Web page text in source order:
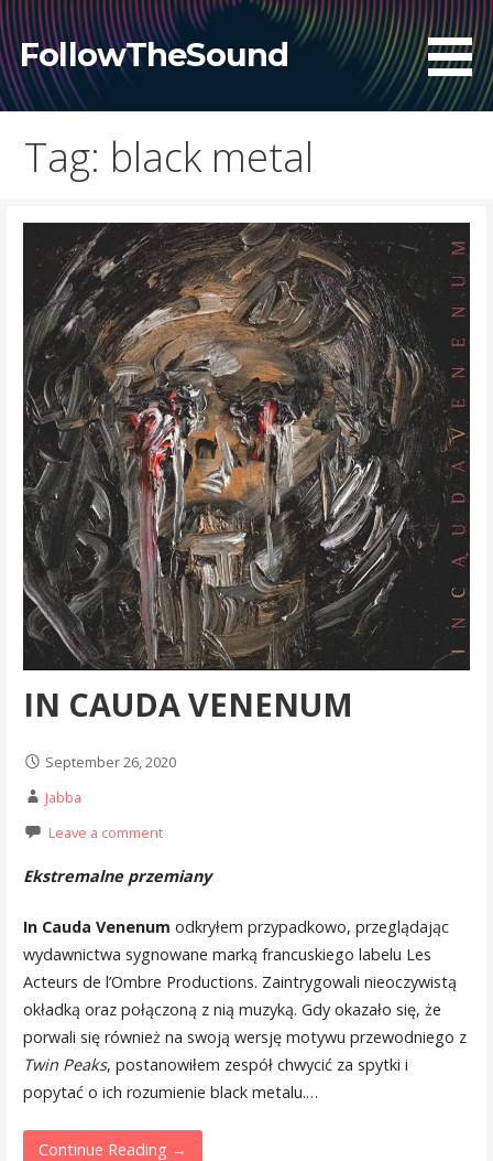
Skip
to
content
FollowTheSound
Tag: black metal
IN CAUDA VENENUM
September 26, 2020
Jabba
Leave a comment
Ekstremalne przemiany
In Cauda Venenum odkryłem przypadkowo, przeglądając
wydawnictwa sygnowane marką francuskiego labelu Les
Acteurs de l’Ombre Productions. Zaintrygowali nieoczywistą
okładką oraz połączoną z nią muzyką. Gdy okazało się, że
porwali się również na swoją wersję motywu przewodniego z
Twin Peaks, postanowiłem zespół chwycić za spytki i
popytać o ich rozumienie black metalu.…
Continue Reading →